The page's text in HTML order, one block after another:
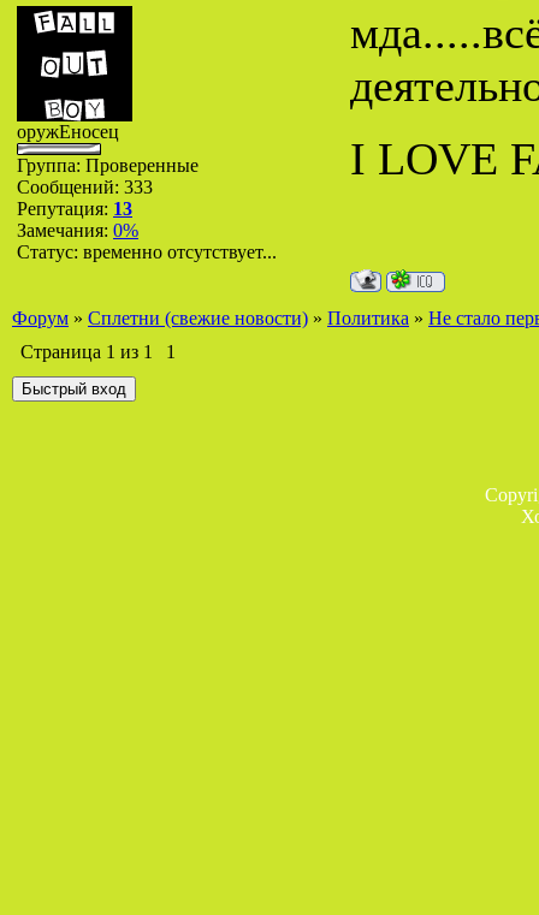
оружЕносец
Группа: Проверенные
Сообщений: 333
Репутация: 13
Замечания: 0%
Статус: временно отсутствует...
I LOVE
Форум » Сплетни (свежие новости) » Политика » Не стало
Страница 1 из 1 1